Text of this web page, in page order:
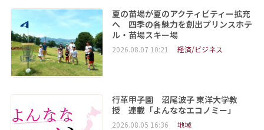
夏の苗場が夏のアクティビティー拡充
へ 四季の各魅力を創出プリンスホテ
ル・苗場スキー場
2026.08.07 10:21 経済/ビジネス
行革甲子園 沼尾波子 東洋大学教
授 連載「よんななエコノミー」
2026.08.05 16:36 地域